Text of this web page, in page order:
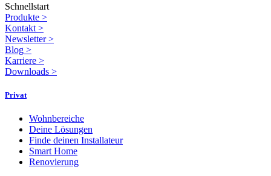
Schnellstart
Produkte >
Kontakt >
Newsletter>
Blog >
Karriere >
Downloads >
Privat
Wohnbereiche
Deine Lösungen
Finde deinen Installateur
Smart Home
Renovierung